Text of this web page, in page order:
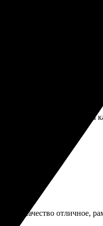
быстро ответил
галерею, теперь дома
Очень порадовала
Качество отличное,